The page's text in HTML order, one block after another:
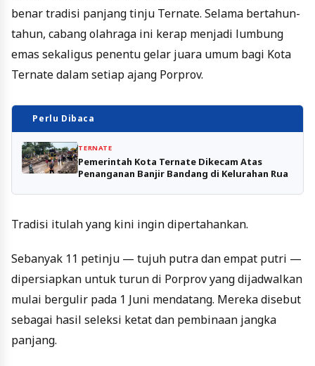
benar tradisi panjang tinju Ternate. Selama bertahun-
tahun, cabang olahraga ini kerap menjadi lumbung
emas sekaligus penentu gelar juara umum bagi Kota
Ternate dalam setiap ajang Porprov.
Perlu Dibaca
TERNATE
Pemerintah Kota Ternate Dikecam Atas
Penanganan Banjir Bandang di Kelurahan Rua
Tradisi itulah yang kini ingin dipertahankan.
Sebanyak 11 petinju — tujuh putra dan empat putri —
dipersiapkan untuk turun di Porprov yang dijadwalkan
mulai bergulir pada 1 Juni mendatang. Mereka disebut
sebagai hasil seleksi ketat dan pembinaan jangka
panjang.